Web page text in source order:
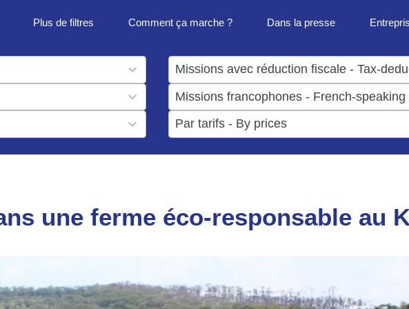
Plus de filtres Comment ça marche ? Dans la presse
result
available
result
available
results
available
une ferme éco-responsable au